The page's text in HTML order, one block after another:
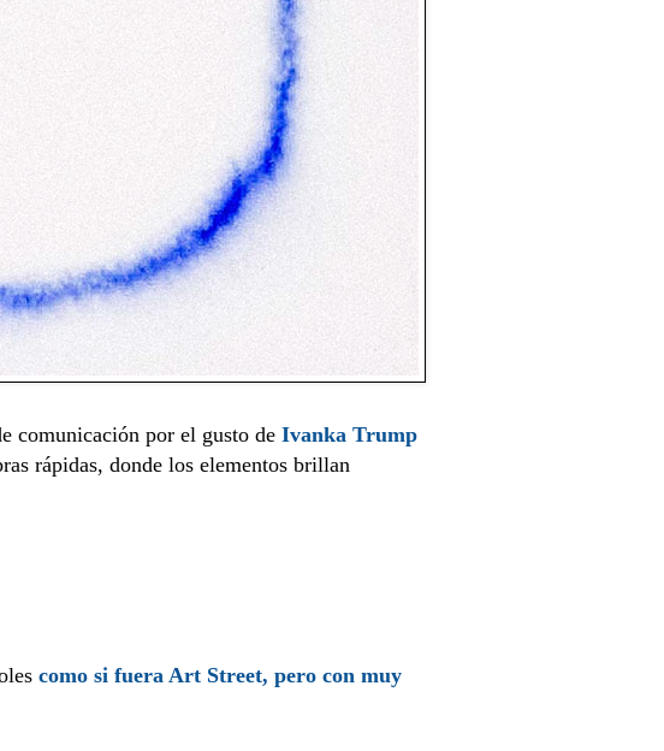
comunicación por el gusto de Ivanka Trump
rápidas, donde los elementos brillan
como si fuera Art Street, pero con muy